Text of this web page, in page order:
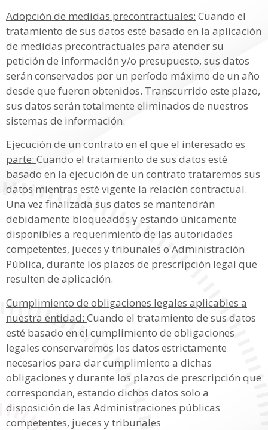
Adopción de medidas precontractuales: Cuando el
tratamiento de sus datos esté basado en la aplicación
de medidas precontractuales para atender su
petición de información y/o presupuesto, sus datos
serán conservados por un período máximo de un año
desde que fueron obtenidos. Transcurrido este plazo,
sus datos serán totalmente eliminados de nuestros
sistemas de información.
Ejecución de un contrato en el que el interesado es
parte: Cuando el tratamiento de sus datos esté
basado en la ejecución de un contrato trataremos sus
datos mientras esté vigente la relación contractual.
Una vez finalizada sus datos se mantendrán
debidamente bloqueados y estando únicamente
disponibles a requerimiento de las autoridades
competentes, jueces y tribunales o Administración
Pública, durante los plazos de prescripción legal que
resulten de aplicación.
Cumplimiento de obligaciones legales aplicables a
nuestra entidad: Cuando el tratamiento de sus datos
esté basado en el cumplimiento de obligaciones
legales conservaremos los datos estrictamente
necesarios para dar cumplimiento a dichas
obligaciones y durante los plazos de prescripción que
correspondan, estando dichos datos solo a
disposición de las Administraciones públicas
competentes, jueces y tribunales